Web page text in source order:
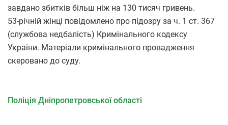
завдано збитків більш ніж на 130 тисяч гривень.
53-річній жінці повідомлено про підозру за ч. 1 ст. 367
(службова недбалість) Кримінального кодексу
України. Матеріали кримінального провадження
скеровано до суду.
Поліція Дніпропетровської області